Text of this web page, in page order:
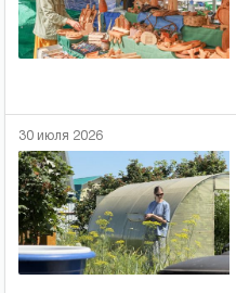
30 июля 2026